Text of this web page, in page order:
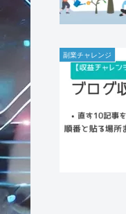
副業チャレンジ